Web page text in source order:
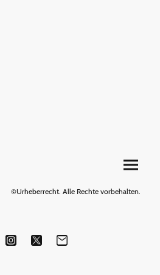
©Urheberrecht. Alle Rechte vorbehalten.